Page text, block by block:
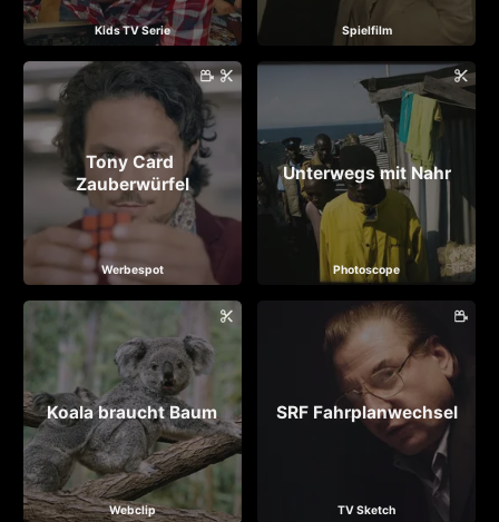
Kids TV Serie Spielfilm
Tony Card
Zauberwürfel
Werbespot
Unterwegs mit Nahr
Photoscope
Koala braucht Baum
Webclip
SRF Fahrplanwechsel
TV Sketch